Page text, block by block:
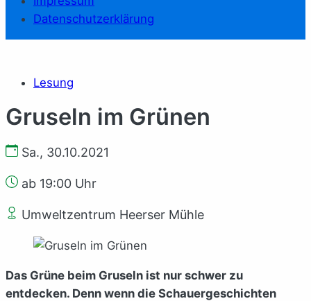
Datenschutzerklärung
Lesung
Gruseln im Grünen
Sa., 30.10.2021
ab 19:00 Uhr
Umweltzentrum Heerser Mühle
Das Grüne beim Gruseln ist nur schwer zu
entdecken. Denn wenn die Schauergeschichten